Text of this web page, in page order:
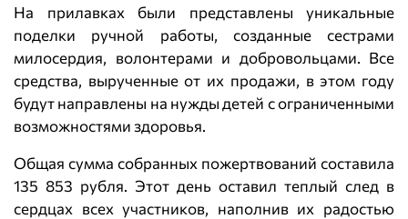
На прилавках были представлены уникальные
поделки ручной работы, созданные сестрами
милосердия, волонтерами и добровольцами. Все
средства, вырученные от их продажи, в этом году
будут направлены на нужды детей с ограниченными
возможностями здоровья.
Общая сумма собранных пожертвований составила
135 853 рубля. Этот день оставил теплый след в
сердцах всех участников, наполнив их радостью